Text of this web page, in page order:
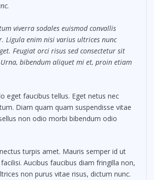
viverra sodales euismod convallis
Ligula enim nisi varius ultrices nunc
Feugiat orci risus sed consectetur sit
bibendum aliquet mi et, proin etiam
eget faucibus tellus. Eget netus nec
Diam quam quam suspendisse vitae
non odio morbi bibendum odio
turpis amet. Mauris semper id ut
Aucibus faucibus diam fringilla non,
non purus vitae risus, dictum nunc.